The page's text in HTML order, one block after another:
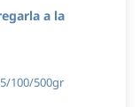
a la
100/500gr